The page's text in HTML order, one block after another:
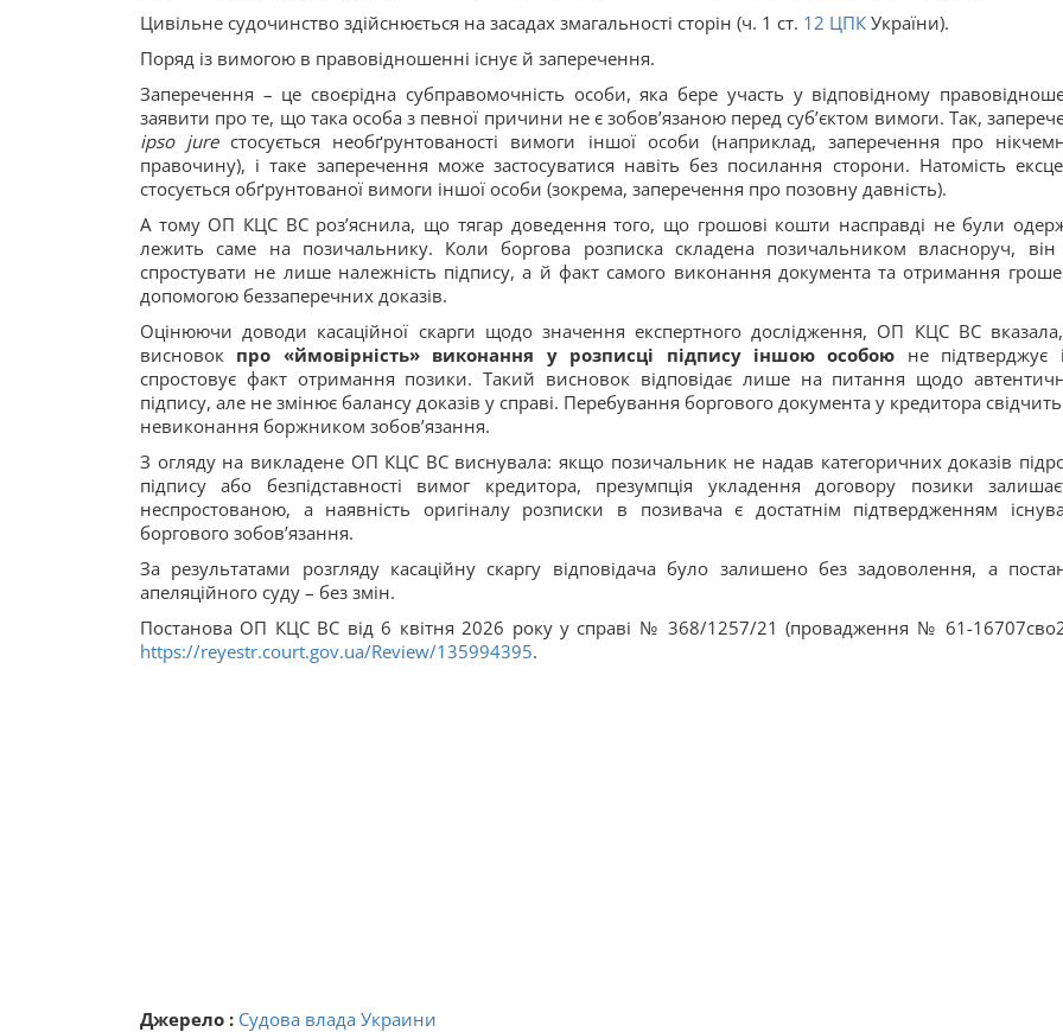
Цивільне судочинство здійснюється на засадах змагальності сторін (ч. 1 ст. 12 ЦПК України).
Поряд із вимогою в правовідношенні існує й заперечення.
Заперечення – це своєрідна субправомочність особи, яка бере участь у відповідному
заявити про те, що така особа з певної причини не є зобов’язаною перед суб’єктом вимоги. Так,
ipso jureстосується необґрунтованості вимоги іншої особи (наприклад, заперечення про
правочину), і таке заперечення може застосуватися навіть без посилання сторони. Натомість
стосується обґрунтованої вимоги іншої особи (зокрема, заперечення про позовну давність).
А тому ОП КЦС ВС роз’яснила, що тягар доведення того, що грошові кошти насправді не були
лежить саме на позичальнику. Коли боргова розписка складена позичальником власноруч,
спростувати не лише належність підпису, а й факт самого виконання документа та отримання
допомогою беззаперечних доказів.
Оцінюючи доводи касаційної скарги щодо значення експертного дослідження, ОП КЦС ВС
висновок про «ймовірність» виконання у розписці підпису іншою особою не підтверджує
спростовує факт отримання позики. Такий висновок відповідає лише на питання щодо
підпису, але не змінює балансу доказів у справі. Перебування боргового документа у кредитора
невиконання боржником зобов’язання.
З огляду на викладене ОП КЦС ВС виснувала: якщо позичальник не надав категоричних доказів
підпису або безпідставності вимог кредитора, презумпція укладення договору позики
неспростованою, а наявність оригіналу розписки в позивача є достатнім підтвердженням
боргового зобов’язання.
За результатами розгляду касаційну скаргу відповідача було залишено без задоволення, а
апеляційного суду – без змін.
Постанова ОП КЦС ВС від 6 квітня 2026 року у справі № 368/1257/21 (провадження № 61-
https://reyestr.court.gov.ua/Review/135994395.
Джерело : Судова влада Украини